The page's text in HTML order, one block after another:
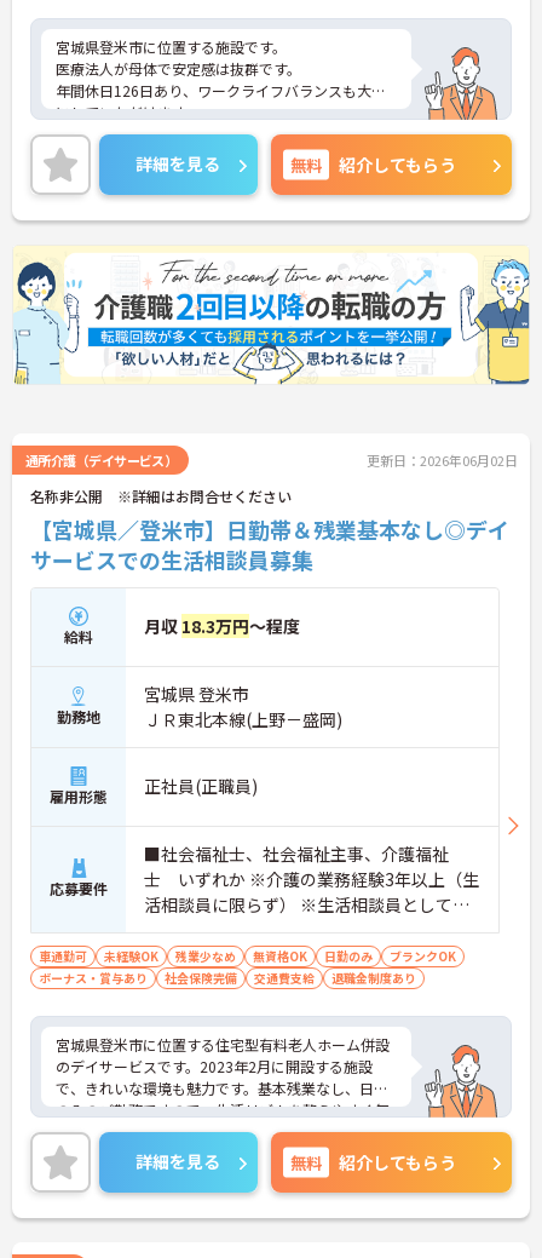
宮城県登米市に位置する施設です。
医療法人が母体で安定感は抜群です。
年間休日126日あり、ワークライフバランスも大切
にしていただけます。
ご興味ある方には、面接対策ポイントなど、さらに
詳細をお話しいたしますのでお気軽にご相談くださ
い！
詳細を見る 無料 紹介してもらう
通所介護（デイサービス） 更新日：2026年06月02日
名称非公開 ※詳細はお問合せください
【宮城県／登米市】日勤帯＆残業基本なし◎デイ
サービスでの生活相談員募集
給料 月収 18.3万円～程度
勤務地
宮城県 登米市
ＪＲ東北本線(上野－盛岡)
雇用形態 正社員(正職員)
応募要件
■社会福祉士、社会福祉主事、介護福祉
士 いずれか ※介護の業務経験3年以上（生
活相談員に限らず） ※生活相談員として未
経験の方、ブランクのある方も大歓迎 ■普
通自動車運転免許（AT限定可）あれば尚可
車通勤可 未経験OK 残業少なめ 無資格OK 日勤のみ
ブランクOK
ボーナス・賞与あり
社会保険完備 交通費支給 退職金制度あり
宮城県登米市に位置する住宅型有料老人ホーム併設
のデイサービスです。2023年2月に開設する施設
で、きれいな環境も魅力です。基本残業なし、日勤
のみのご勤務ですので、生活リズムを整えやすく無
理なくご勤務いただけます♪ご興味のある方には、
面接対策ポイントなど、さらに詳細をお話しいたし
ますのでお気軽にご相談ください！
詳細を見る 無料 紹介してもらう